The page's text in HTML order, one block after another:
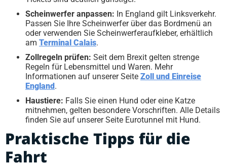
Scheinwerfer anpassen: In England gilt Linksverkehr.
Passen Sie Ihre Scheinwerfer über das Bordmenü an
oder verwenden Sie Scheinwerferaufkleber, erhältlich
am Terminal Calais.
Zollregeln prüfen: Seit dem Brexit gelten strenge
Regeln für Lebensmittel und Waren. Mehr
Informationen auf unserer Seite Zoll und Einreise
England .
Haustiere: Falls Sie einen Hund oder eine Katze
mitnehmen, gelten besondere Vorschriften. Alle Details
finden Sie auf unserer Seite Eurotunnel mit Hund.
Praktische Tipps für die
Fahrt